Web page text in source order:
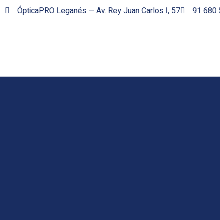
ÓpticaPRO Leganés — Av. Rey Juan Carlos I, 57 91 680